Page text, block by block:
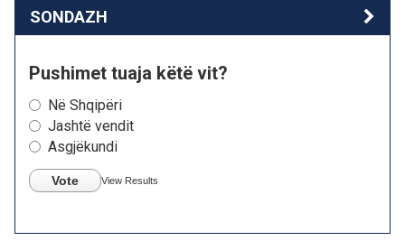
SONDAZH
Pushimet tuaja këtë vit?
Në Shqipëri
Jashtë vendit
Asgjëkundi
Vote View Results